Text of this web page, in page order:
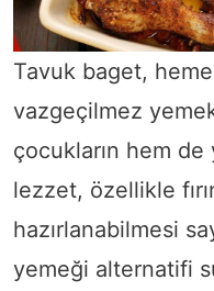
Tavuk baget,
vazgeçilmez
çocukların hem
lezzet, özellikle
hazırlanabilmesi
yemeği alternatifi